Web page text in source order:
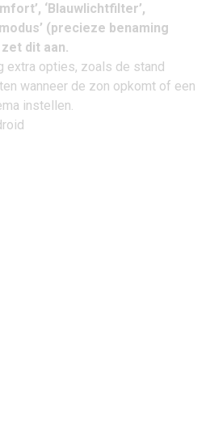
‘Blauwlichtfilter’,
(precieze benaming
dit aan.
extra opties, zoals de stand
wanneer de zon opkomt of een
instellen.